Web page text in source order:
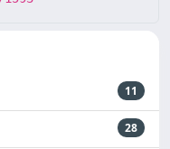
11
28